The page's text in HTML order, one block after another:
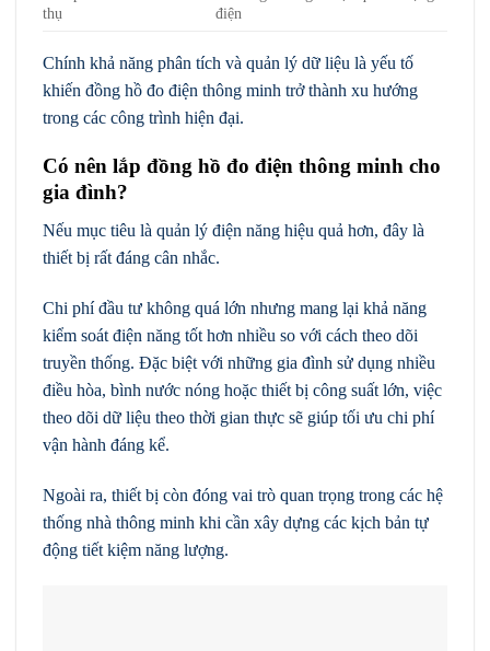
thụ
điện
Chính khả năng phân tích và quản lý dữ liệu là yếu tố
khiến đồng hồ đo điện thông minh trở thành xu hướng
trong các công trình hiện đại.
Có nên lắp đồng hồ đo điện thông minh cho
gia đình?
Nếu mục tiêu là quản lý điện năng hiệu quả hơn, đây là
thiết bị rất đáng cân nhắc.
Chi phí đầu tư không quá lớn nhưng mang lại khả năng
kiểm soát điện năng tốt hơn nhiều so với cách theo dõi
truyền thống. Đặc biệt với những gia đình sử dụng nhiều
điều hòa, bình nước nóng hoặc thiết bị công suất lớn, việc
theo dõi dữ liệu theo thời gian thực sẽ giúp tối ưu chi phí
vận hành đáng kể.
Ngoài ra, thiết bị còn đóng vai trò quan trọng trong các hệ
thống nhà thông minh khi cần xây dựng các kịch bản tự
động tiết kiệm năng lượng.